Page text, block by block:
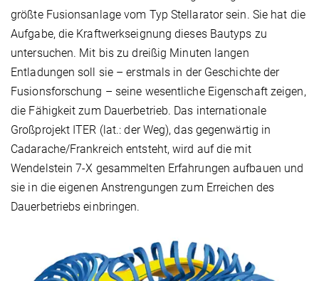
größte Fusionsanlage vom Typ Stellarator sein. Sie hat die
Aufgabe, die Kraftwerkseignung dieses Bautyps zu
untersuchen. Mit bis zu dreißig Minuten langen
Entladungen soll sie – erstmals in der Geschichte der
Fusionsforschung – seine wesentliche Eigenschaft zeigen,
die Fähigkeit zum Dauerbetrieb. Das internationale
Großprojekt ITER (lat.: der Weg), das gegenwärtig in
Cadarache/Frankreich entsteht, wird auf die mit
Wendelstein 7-X gesammelten Erfahrungen aufbauen und
sie in die eigenen Anstrengungen zum Erreichen des
Dauerbetriebs einbringen.